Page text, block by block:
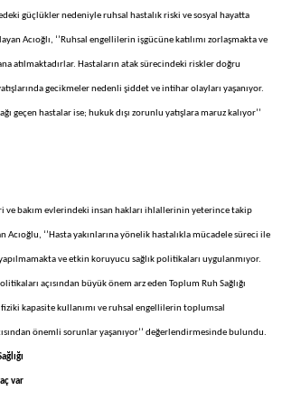
güçlükler nedeniyle ruhsal hastalık riski ve sosyal hayatta
Acıoğlı, ‘’Ruhsal engellilerin işgücüne katılımı zorlaşmakta ve
atılmaktadırlar. Hastaların atak sürecindeki riskler doğru
gecikmeler nedenli şiddet ve intihar olayları yaşanıyor.
geçen hastalar ise; hukuk dışı zorunlu yatışlara maruz kalıyor’’
ve bakım evlerindeki insan hakları ihlallerinin yeterince takip
Acıoğlu, ‘’Hasta yakınlarına yönelik hastalıkla mücadele süreci ile
ve etkin koruyucu sağlık politikaları uygulanmıyor.
açısından büyük önem arz eden Toplum Ruh Sağlığı
kapasite kullanımı ve ruhsal engellilerin toplumsal
önemli sorunlar yaşanıyor’’ değerlendirmesinde bulundu.
var